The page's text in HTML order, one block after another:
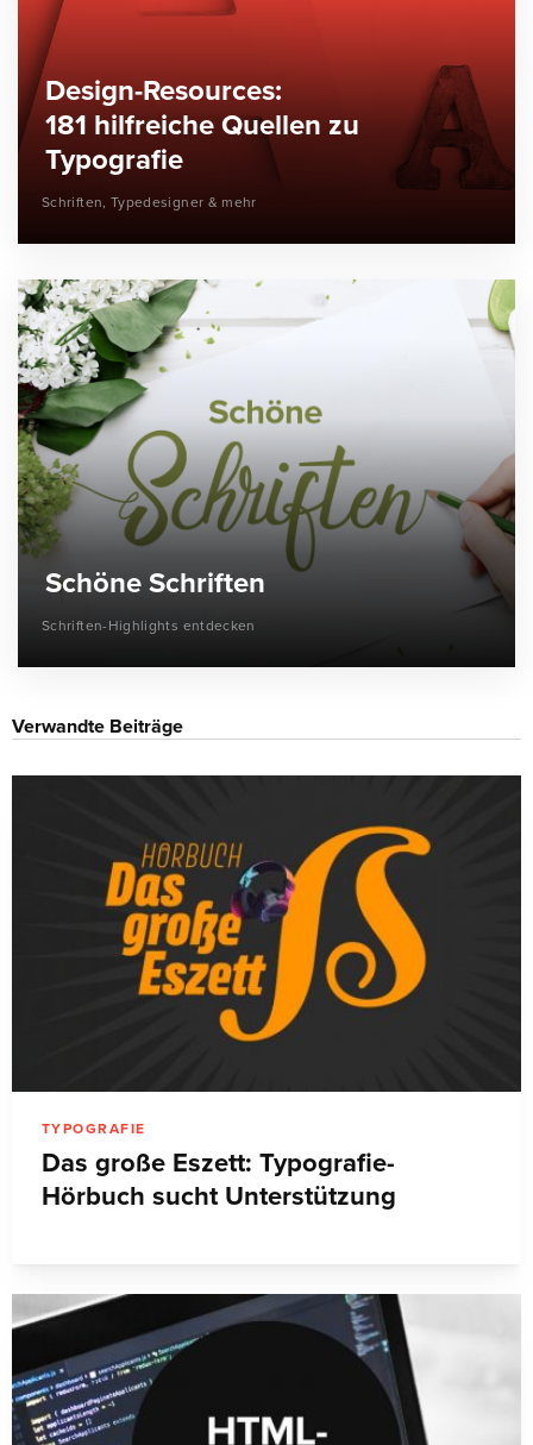
Design-Resources:
181 hilfreiche Quellen zu
Typografie
Schriften, Typedesigner & mehr
Schöne Schriften
Schriften-Highlights entdecken
Verwandte Beiträge
TYPOGRAFIE
Das große Eszett: Typografie-
Hörbuch sucht Unterstützung